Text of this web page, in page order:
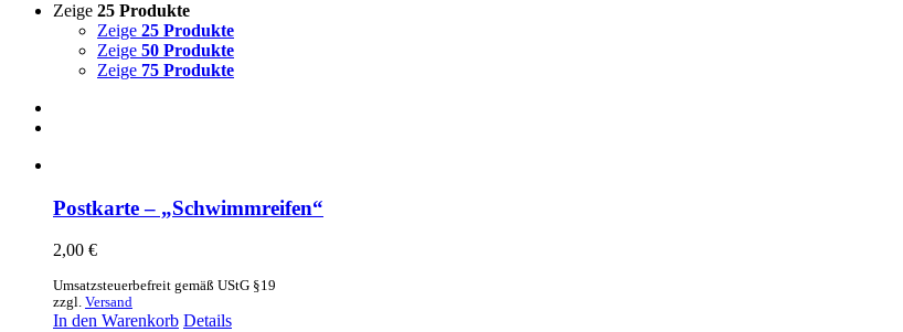
Zeige 25 Produkte
Zeige 25 Produkte
Zeige 50 Produkte
Zeige 75 Produkte
Postkarte – „Schwimmreifen“
2,00 €
Umsatzsteuerbefreit gemäß UStG §19
zzgl. Versand
In den Warenkorb Details